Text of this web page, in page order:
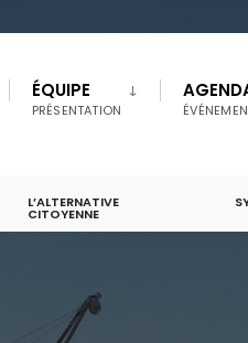
ÉQUIPE
PRÉSENTATION
L’ALTERNATIVE
CITOYENNE